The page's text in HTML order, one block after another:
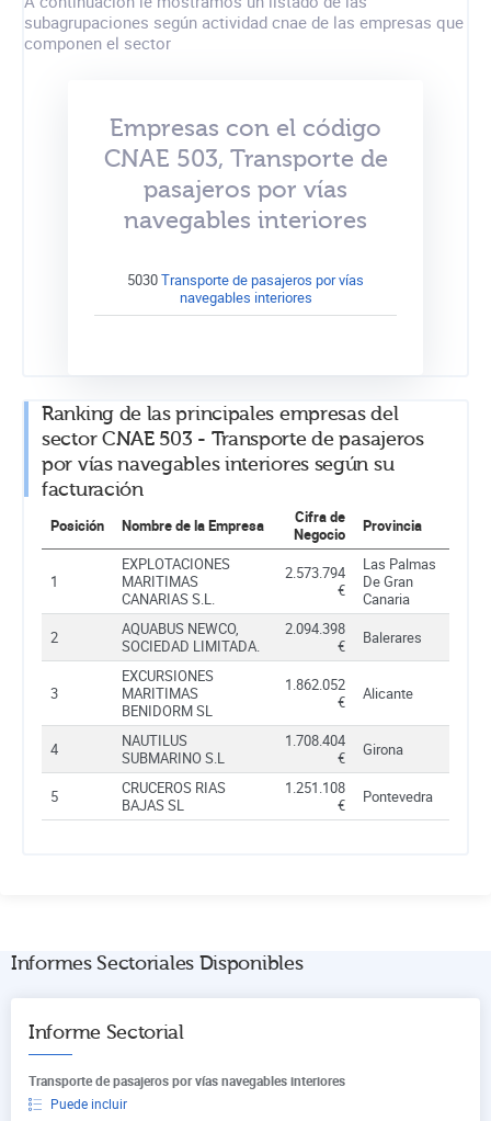
subagrupaciones según actividad cnae de las empresas que
componen el sector
Empresas con el código
CNAE 503, Transporte de
pasajeros por vías
navegables interiores
5030Transporte de pasajeros por vías
navegables interiores
Ranking de las principales empresas del
sector CNAE 503 - Transporte de pasajeros
por vías navegables interiores según su
facturación
Posición Nombre de la Empresa
Cifra de
Negocio
Provincia
1
EXPLOTACIONES
MARITIMAS
CANARIAS S.L.
2.573.794
€
Las Palmas
De Gran
Canaria
2
AQUABUS NEWCO,
SOCIEDAD LIMITADA.
2.094.398
€
Balerares
3
EXCURSIONES
MARITIMAS
BENIDORM SL
1.862.052
€
Alicante
4
NAUTILUS
SUBMARINO S.L
1.708.404
€
Girona
5
CRUCEROS RIAS
BAJAS SL
1.251.108
€
Pontevedra
Informes Sectoriales Disponibles
Informe Sectorial
Transporte de pasajeros por vías navegables interiores
Puede incluir